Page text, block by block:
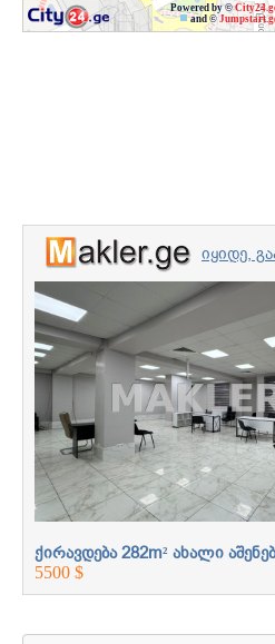
Powered by ©
and ©
იყიდე,
უძრავი
ერთად
ქირავდება 282m² ახალი
5500 $